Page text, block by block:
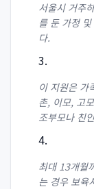
서울시 거주
를 둔 가정
다.
이 지원은 가
촌, 이모, 고
조부모나 친
최대 13개월
는 경우 보육